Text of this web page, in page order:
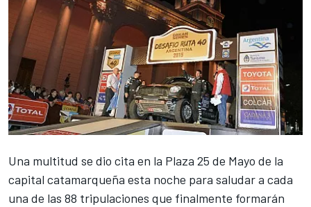
Una multitud se dio cita en la Plaza 25 de Mayo de la
capital catamarqueña esta noche para saludar a cada
una de las 88 tripulaciones que finalmente formarán